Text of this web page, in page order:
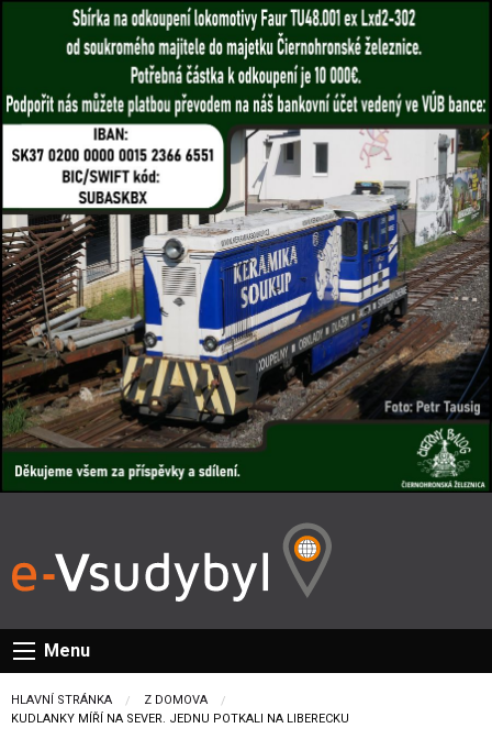
Menu
HLAVNÍ STRÁNKA
Z DOMOVA
CURRENT:
KUDLANKY MÍŘÍ NA SEVER. JEDNU POTKALI NA LIBERECKU